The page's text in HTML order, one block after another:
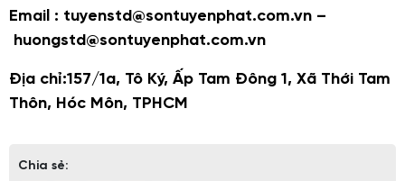
Email : tuyenstd@sontuyenphat.com.vn –
huongstd@sontuyenphat.com.vn
Địa chỉ:157/1a, Tô Ký, Ấp Tam Đông 1, Xã Thới Tam
Thôn, Hóc Môn, TPHCM
Chia sẻ: